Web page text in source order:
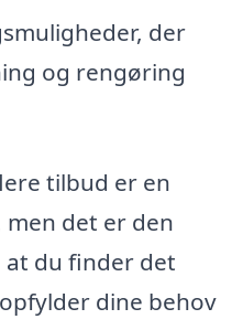
der
og rengøring
tilbud er en
det er den
at du finder det
dine behov